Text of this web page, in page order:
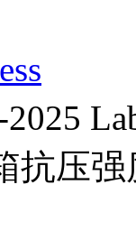
抗压